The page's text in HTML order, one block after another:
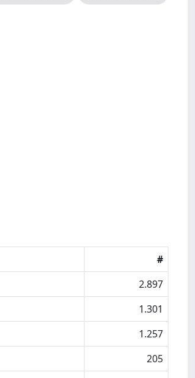
#
2.897
1.301
1.257
205